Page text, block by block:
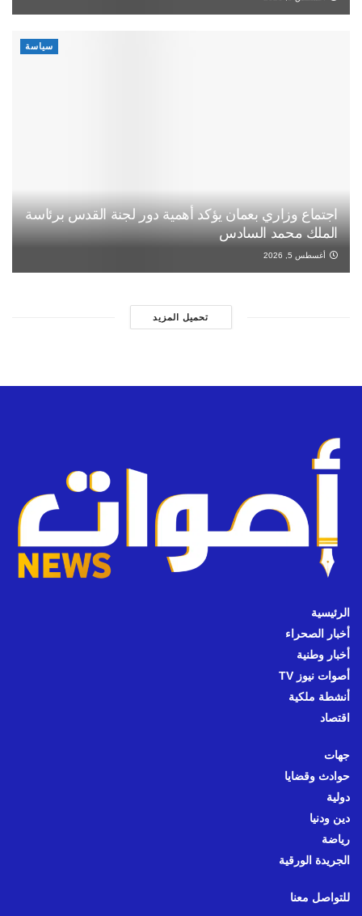
سياسة
اجتماع وزاري بعمان يؤكد أهمية دور لجنة القدس برئاسة
الملك محمد السادس
أغسطس 5, 2026
تحميل المزيد
الرئيسية
أخبار الصحراء
أخبار وطنية
أصوات نيوز TV
أنشطة ملكية
اقتصاد
جهات
حوادث وقضايا
دولية
دين ودنيا
رياضة
الجريدة الورقية
للتواصل معنا